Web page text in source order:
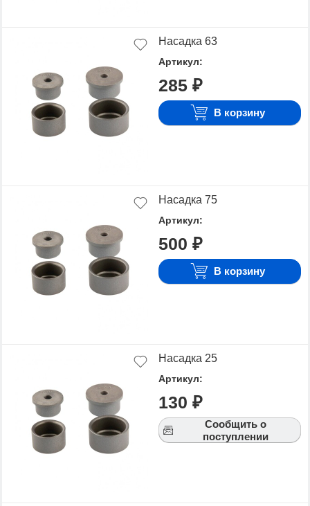
Насадка 63
Артикул:
285 ₽
В корзину
Насадка 75
Артикул:
500 ₽
В корзину
Насадка 25
Артикул:
130 ₽
Сообщить о
поступлении